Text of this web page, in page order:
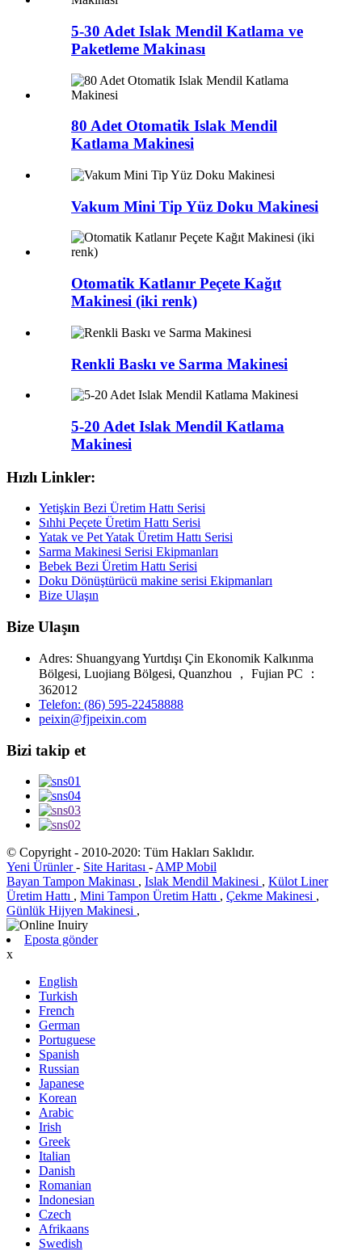
5-30 Adet Islak Mendil Katlama ve
Paketleme Makinası
80 Adet Otomatik Islak Mendil
Katlama Makinesi
Vakum Mini Tip Yüz Doku Makinesi
Otomatik Katlanır Peçete Kağıt
Makinesi (iki renk)
Renkli Baskı ve Sarma Makinesi
5-20 Adet Islak Mendil Katlama
Makinesi
Hızlı Linkler:
Yetişkin Bezi Üretim Hattı Serisi
Sıhhi Peçete Üretim Hattı Serisi
Yatak ve Pet Yatak Üretim Hattı Serisi
Sarma Makinesi Serisi Ekipmanları
Bebek Bezi Üretim Hattı Serisi
Doku Dönüştürücü makine serisi Ekipmanları
Bize Ulaşın
Bize Ulaşın
Adres: Shuangyang Yurtdışı Çin Ekonomik Kalkınma
Bölgesi, Luojiang Bölgesi, Quanzhou ， Fujian PC ：
362012
Telefon: (86) 595-22458888
peixin@fjpeixin.com
Bizi takip et
© Copyright - 2010-2020: Tüm Hakları Saklıdır.
Yeni Ürünler- Site Haritası - AMP Mobil
Bayan Tampon Makinası , Islak Mendil Makinesi , Külot Liner
Üretim Hattı , Mini Tampon Üretim Hattı , Çekme Makinesi ,
Günlük Hijyen Makinesi ,
Eposta gönder
x
English
Turkish
French
German
Portuguese
Spanish
Russian
Japanese
Korean
Arabic
Irish
Greek
Italian
Danish
Romanian
Indonesian
Czech
Afrikaans
Swedish